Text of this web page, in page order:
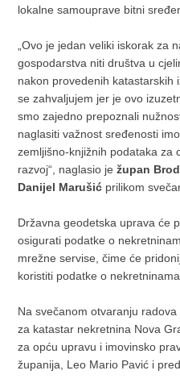
lokalne samouprave bitni
„Ovo je jedan veliki iskorak za
gospodarstva niti društva u
nakon provedenih katastarskih
se zahvaljujem jer je ovo
smo zajedno prepoznali
naglasiti važnost sređenosti
zemljišno-knjižnih podataka za
razvoj“, naglasio ježupan
Danijel Marušić prilikom
Državna geodetska uprava će
osigurati podatke o
mrežne servise, čime će
koristiti podatke o
Na svečanom otvaranju
za katastar nekretnina Nova
za opću upravu i imovinsko
županija, Leo Mario Pavić i